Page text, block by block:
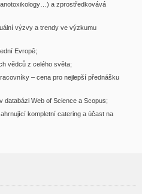
a zprostředkovává
výzvy a trendy ve výzkumu
Evropě;
vědců z celého světa;
– cena pro nejlepší přednášku
databázi Web of Science a Scopus;
kompletní catering a účast na